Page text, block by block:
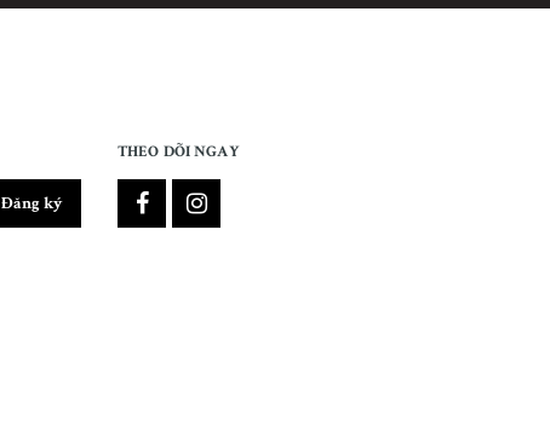
Đăng ký
THEO DÕI NGAY